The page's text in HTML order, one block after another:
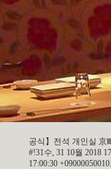
공식】전석 개인실 京
#!31수, 31 10월 2018
17:00:30